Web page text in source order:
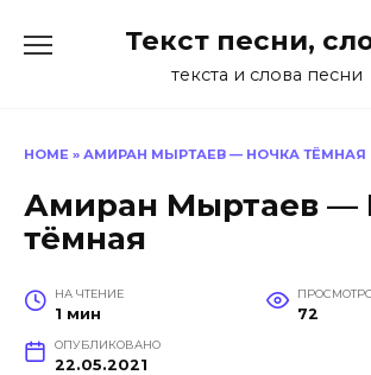
Текст песни,
текста и слова песни
HOME » АМИРАН МЫРТАЕВ — НОЧКА ТЁМНАЯ
Амиран Мыртаев —
тёмная
НА ЧТЕНИЕ
1 мин 72
ОПУБЛИКОВАНО
22.05.2021